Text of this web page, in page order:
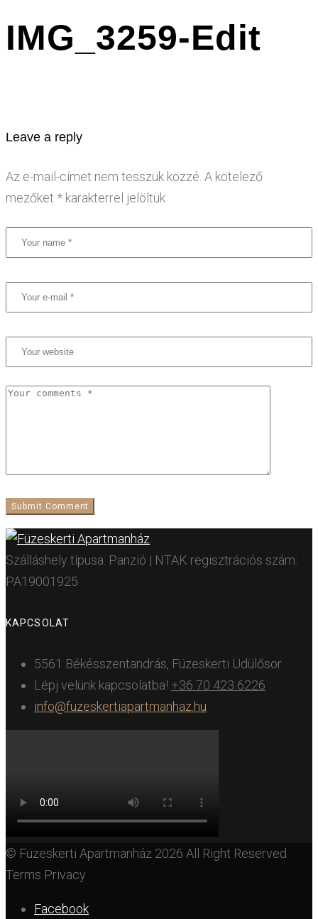
IMG_3259-Edit
Leave a reply
Az e-mail-címet nem tesszük közzé. A kötelező
mezőket * karakterrel jelöltük
Szálláshely típusa: Panzió | NTAK regisztrációs szám:
PA19001925
KAPCSOLAT
5561 Békésszentandrás, Füzeskerti Üdülősor
Lépj velünk kapcsolatba! +36 70 423 6226
info@fuzeskertiapartmanhaz.hu
© Füzeskerti Apartmanház 2026 All Right Reserved.
Terms Privacy
Facebook